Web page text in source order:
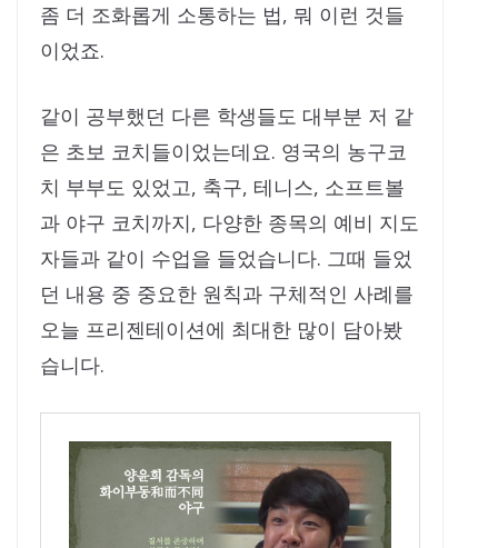
좀 더 조화롭게 소통하는 법, 뭐 이런 것들
이었죠.
같이 공부했던 다른 학생들도 대부분 저 같
은 초보 코치들이었는데요. 영국의 농구코
치 부부도 있었고, 축구, 테니스, 소프트볼
과 야구 코치까지, 다양한 종목의 예비 지도
자들과 같이 수업을 들었습니다. 그때 들었
던 내용 중 중요한 원칙과 구체적인 사례를
오늘 프리젠테이션에 최대한 많이 담아봤
습니다.